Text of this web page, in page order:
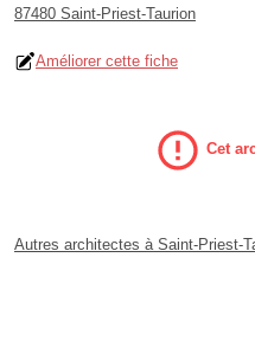
87480 Saint-Priest-Taurion
Améliorer cette fiche
Cet
Autres architectes à Saint-Priest-